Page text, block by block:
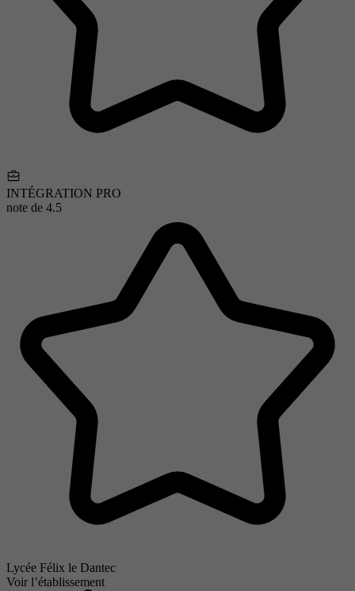
INTÉGRATION PRO
note de 4.5
Lycée Félix le Dantec
Voir l’établissement